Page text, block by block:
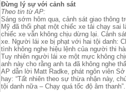
Đừng lý sự với cảnh sát
Theo tin từ AP:
Sáng sớm hôm qua, cảnh sát giao thông
Mỹ đã thổi phạt một chiếc xe tải chạy sai
chiếc xe vẫn không chịu dừng lại. Cảnh
xe. Người lái xe bị phạt với hai tội danh:
tình không nghe hiệu lệnh của người thi
Tuy nhiên người lái xe một mực không
anh này cho rằng anh ta đã không nghe
AP dẫn lời Matt Radke, phát ngôn viên
hay: “Tất nhiên theo sự thừa nhận này,
tội danh nữa – Chạy quá tốc độ âm thanh”.